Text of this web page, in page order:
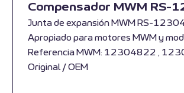
Compensador MWM RS-
Junta de expansión MWM RS-
Apropiado para motores MWM y
Referencia MWM: 12304822 ,
Original / OEM